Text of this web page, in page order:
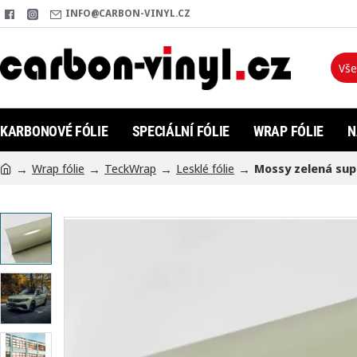
INFO@CARBON-VINYL.CZ
KARBONOVÉ FÓLIE SPECIÁLNÍ FÓLIE WRAP FÓLIE
m
e
Wrap fólie TeckWrap Lesklé fólie Mossy zelená